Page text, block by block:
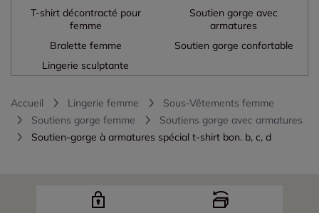
T-shirt décontracté pour
femme
Bralette femme
Lingerie sculptante
Soutien gorge avec
armatures
Soutien gorge confortable
Accueil Lingerie femme
Sous-Vêtements femme
Soutiens gorge femme
Soutiens gorge avec armatures
Soutien-gorge à armatures spécial t-shirt bon. b, c, d